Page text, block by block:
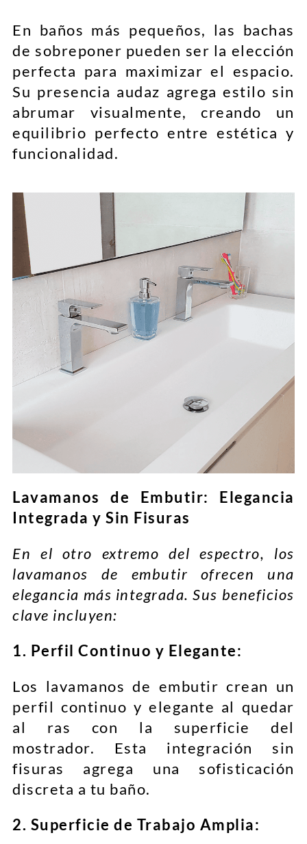
En baños más pequeños, las bachas
de sobreponer pueden ser la elección
perfecta para maximizar el espacio.
Su presencia audaz agrega estilo sin
abrumar visualmente, creando un
equilibrio perfecto entre estética y
funcionalidad.
Lavamanos de Embutir: Elegancia
Integrada y Sin Fisuras
En el otro extremo del espectro, los
lavamanos de embutir ofrecen una
elegancia más integrada. Sus beneficios
clave incluyen:
1. Perfil Continuo y Elegante:
Los lavamanos de embutir crean un
perfil continuo y elegante al quedar
al ras con la superficie del
mostrador. Esta integración sin
fisuras agrega una sofisticación
discreta a tu baño.
2. Superficie de Trabajo Amplia: